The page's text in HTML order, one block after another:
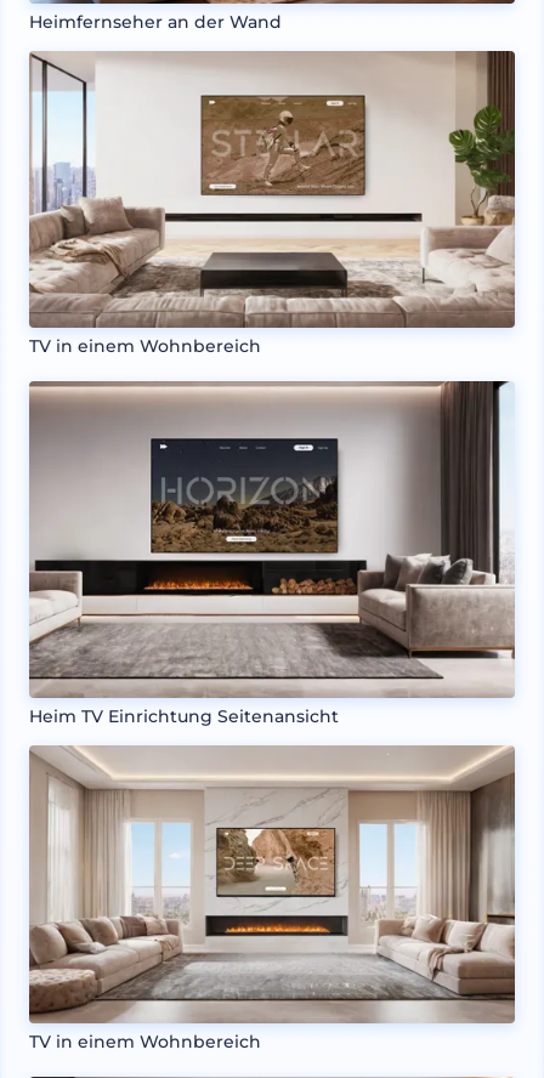
Heimfernseher an der Wand
TV in einem Wohnbereich
Heim TV Einrichtung Seitenansicht
TV in einem Wohnbereich